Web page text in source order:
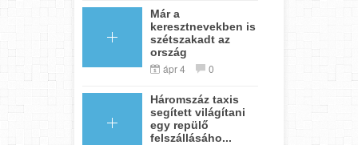
Már a
keresztnevekben is
szétszakadt az
ország
ápr 4 0
Háromszáz taxis
segített világítani
egy repülő
felszállásáho...